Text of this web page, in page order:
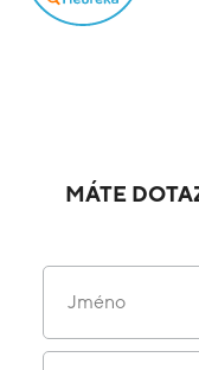
MÁTE
Jméno